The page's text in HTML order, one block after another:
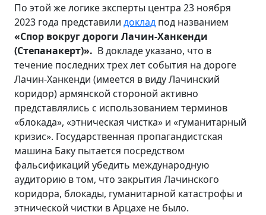
По этой же логике эксперты центра 23 ноября
2023 года представили доклад под названием
«Спор вокруг дороги Лачин-Ханкенди
(Степанакерт)». В докладе указано, что в
течение последних трех лет события на дороге
Лачин-Ханкенди (имеется в виду Лачинский
коридор) армянской стороной активно
представлялись с использованием терминов
«блокада», «этническая чистка» и «гуманитарный
кризис». Государственная пропагандистская
машина Баку пытается посредством
фальсификаций убедить международную
аудиторию в том, что закрытия Лачинского
коридора, блокады, гуманитарной катастрофы и
этнической чистки в Арцахе не было.